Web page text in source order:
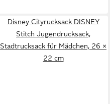
Disney Cityrucksack DISNEY
Stitch Jugendrucksack,
Stadtrucksack für Mädchen, 26 ×
22 cm